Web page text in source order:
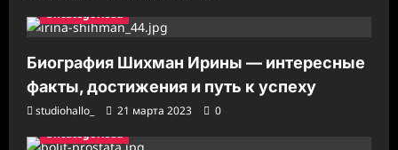
Uncategorised
Биография Шихман Ирины — интересные
факты, достижения и путь к успеху
studiohallo_ 21 марта 2023
0
Uncategorised